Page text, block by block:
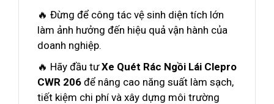
🔥 Đừng để công tác vệ sinh diện tích lớn
làm ảnh hưởng đến hiệu quả vận hành của
doanh nghiệp.
🔥 Hãy đầu tưXe Quét Rác Ngồi Lái Clepro
CWR 206 để nâng cao năng suất làm sạch,
tiết kiệm chi phí và xây dựng môi trường